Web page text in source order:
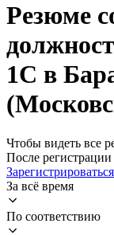
Резюме
1С в
Чтобы видеть все
После
Зарегистрироваться
За всё время
По соответствию